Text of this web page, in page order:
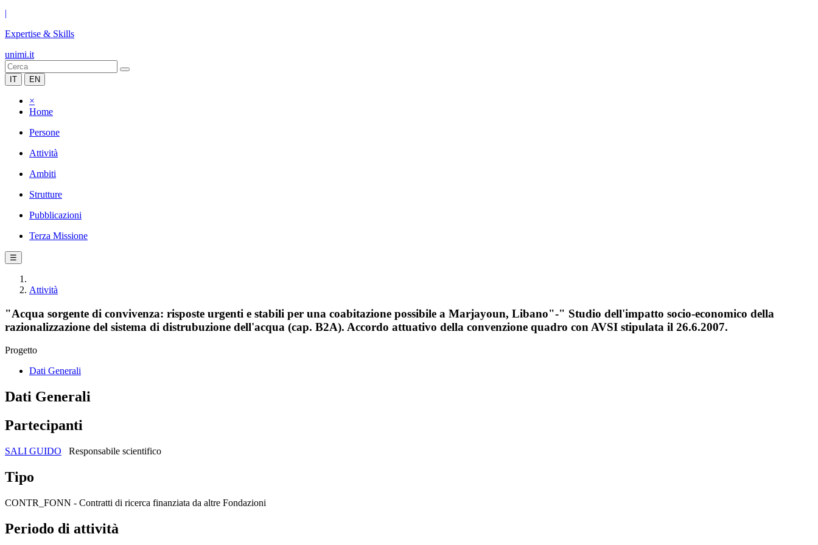
|
Expertise & Skills
unimi.it
IT EN
×
Home
Persone
Attività
Ambiti
Strutture
Pubblicazioni
Terza Missione
☰
Attività
"Acqua sorgente di convivenza: risposte urgenti e stabili per una coabitazione possibile a Marjayoun, Libano"-" Studio dell'impatto socio-economico della
razionalizzazione del sistema di distrubuzione dell'acqua (cap. B2A). Accordo attuativo della convenzione quadro con AVSI stipulata il 26.6.2007.
Progetto
Dati Generali
Dati Generali
Partecipanti
SALI GUIDO Responsabile scientifico
Tipo
CONTR_FONN - Contratti di ricerca finanziata da altre Fondazioni
Periodo di attività